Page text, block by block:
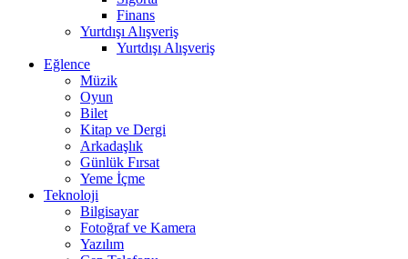
Finans
Yurtdışı Alışveriş
Yurtdışı Alışveriş
Eğlence
Müzik
Oyun
Bilet
Kitap ve Dergi
Arkadaşlık
Günlük Fırsat
Yeme İçme
Teknoloji
Bilgisayar
Fotoğraf ve Kamera
Yazılım